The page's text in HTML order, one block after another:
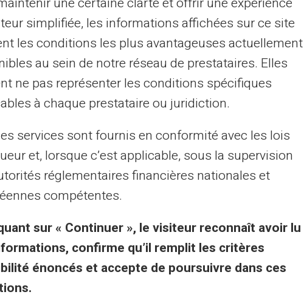
assure que les utilisateurs peuvent
ont besoin, sans dépendre d'un compte
pour les cartes
vol, la sécurité reste une priorité
technologies de sécurité. Elle
personnelles contre les intrusions et
utilisateurs de se sentir en confiance
inclure les enfants et
simplifiée, les informations affichées sur ce site
les conditions les plus avantageuses actuellement
au sein de notre réseau de prestataires. Elles
ne pas représenter les conditions spécifiques
à chaque prestataire ou juridiction.
services sont fournis en conformité avec les lois
et, lorsque c’est applicable, sous la supervision
réglementaires financières nationales et
compétentes.
sur « Continuer », le visiteur reconnaît avoir lu
confirme qu’il remplit les critères
énoncés et accepte de poursuivre dans ces